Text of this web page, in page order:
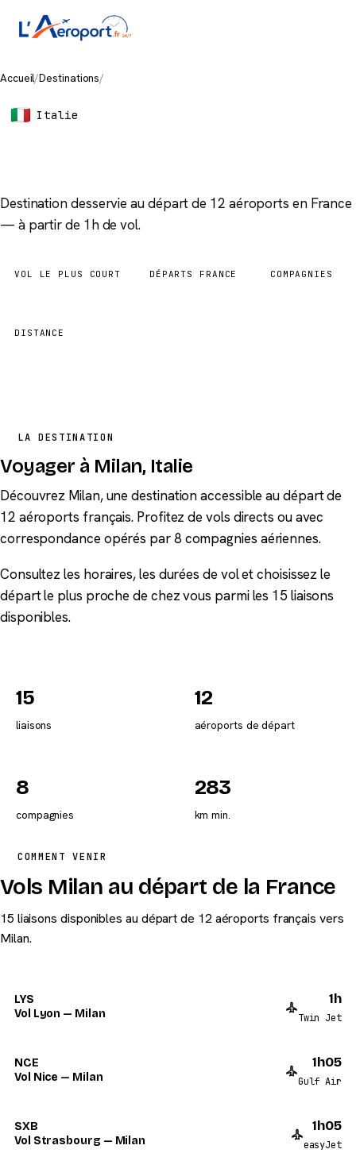
Accueil/Destinations/
Italie
Destination desservie au départ de 12 aéroports en France
— à partir de 1h de vol.
VOL LE PLUS COURT DÉPARTS FRANCE COMPAGNIES
DISTANCE
LA DESTINATION
Voyager à Milan, Italie
Découvrez Milan, une destination accessible au départ de
12 aéroports français. Profitez de vols directs ou avec
correspondance opérés par 8 compagnies aériennes.
Consultez les horaires, les durées de vol et choisissez le
départ le plus proche de chez vous parmi les 15 liaisons
disponibles.
15
liaisons
12
aéroports de départ
8
compagnies
283
km min.
COMMENT VENIR
Vols Milan au départ de la France
15 liaisons disponibles au départ de 12 aéroports français vers
Milan.
LYS
Vol Lyon — Milan
1h
Twin Jet
NCE
Vol Nice — Milan
1h05
Gulf Air
SXB
Vol Strasbourg — Milan
1h05
easyJet